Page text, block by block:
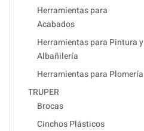
Herramientas para
Acabados
Herramientas para Pintura y
Albañilería
Herramientas para Plomería
TRUPER
Brocas
Cinchos Plásticos